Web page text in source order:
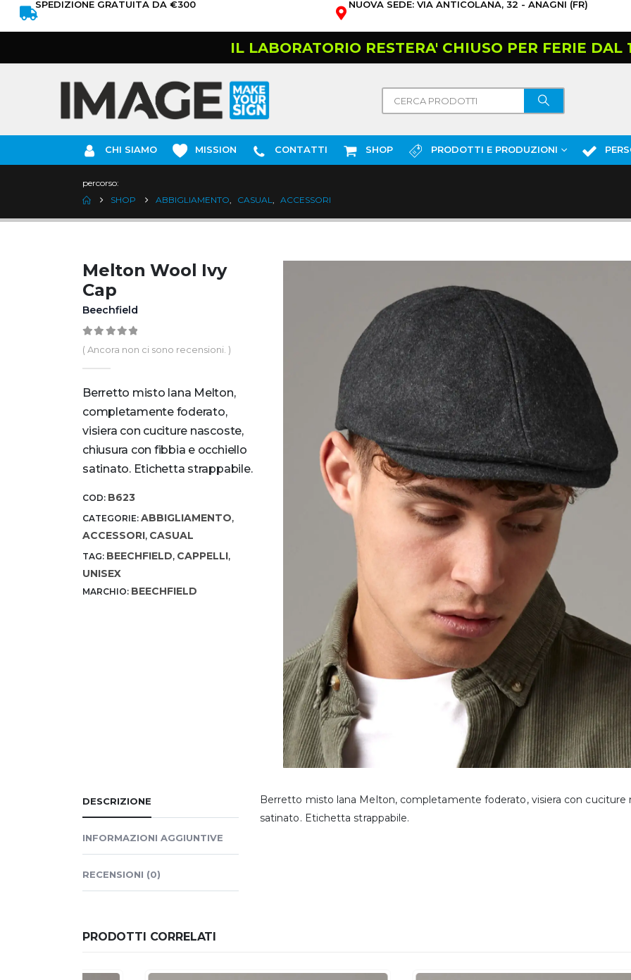
SPEDIZIONE GRATUITA DA €300 NUOVA SEDE: VIA ANTICOLANA, 32 - ANAGNI (FR)
IL LABORATORIO RESTERA' CHIUSO PER FERIE DAL
CHI SIAMO MISSION CONTATTI SHOP PRODOTTI E PRODUZIONI
percorso:
SHOP
ABBIGLIAMENTO, CASUAL, ACCESSORI
Melton Wool Ivy
Cap
Beechfield
0out of 5
( Ancora non ci sono recensioni. )
Berretto misto lana Melton,
completamente foderato,
visiera con cuciture nascoste,
chiusura con fibbia e occhiello
satinato. Etichetta strappabile.
COD: B623
CATEGORIE: ABBIGLIAMENTO,
ACCESSORI, CASUAL
TAG: BEECHFIELD, CAPPELLI,
UNISEX
MARCHIO: BEECHFIELD
DESCRIZIONE
INFORMAZIONI AGGIUNTIVE
RECENSIONI (0)
Berretto misto lana Melton, completamente foderato, visiera con cuciture
satinato. Etichetta strappabile.
PRODOTTI CORRELATI